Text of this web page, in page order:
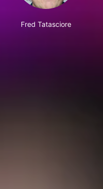
Fred Tatasciore